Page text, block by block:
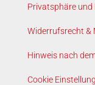
Privatsphäre und
Widerrufsrecht &
Hinweis nach
Cookie